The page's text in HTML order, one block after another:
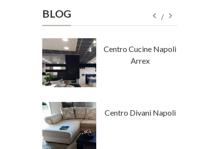
BLOG
Centro Cucine Napoli
Arrex
Centro Divani Napoli